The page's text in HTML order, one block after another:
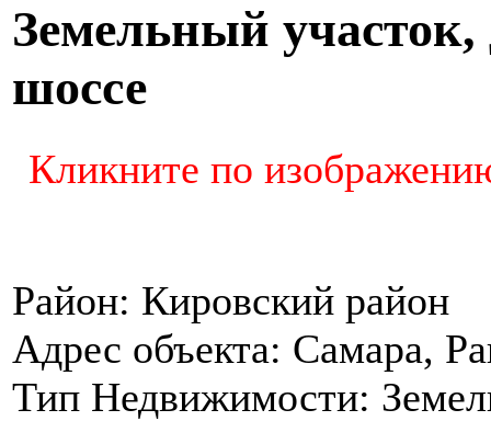
Земельный
шоссе
Кликните по
Район: Кировский район
Адрес объекта: Самара,
Тип Недвижимости: